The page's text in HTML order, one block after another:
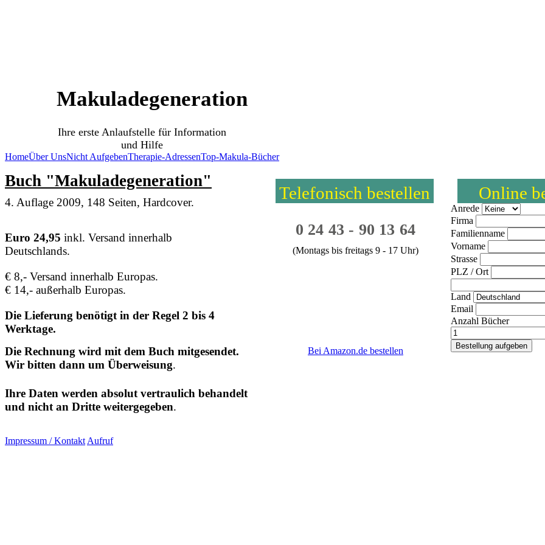
Makuladegeneration
Ihre erste Anlaufstelle für Information
und Hilfe
HomeÜber UnsNicht AufgebenTherapie-AdressenTop-Makula-Bücher
Buch "Makuladegeneration"
4. Auflage 2009, 148 Seiten, Hardcover.
Euro 24,95 inkl. Versand innerhalb
Deutschlands.
€ 8,- Versand innerhalb Europas.
€ 14,- außerhalb Europas.
Die Lieferung benötigt in der Regel 2 bis 4
Werktage.
Die Rechnung wird mit dem Buch mitgesendet.
Wir bitten dann um Überweisung.
Ihre Daten werden absolut vertraulich behandelt
und nicht an Dritte weitergegeben.
Telefonisch bestellen
0 24 43 - 90 13 64
(Montags bis freitags 9 - 17 Uhr)
Bei Amazon.de bestellen
Online
Anrede
Firma
Familienname
Vorname
Strasse
PLZ / Ort
Land
Email
Anzahl Bücher
Impressum / Kontakt Aufruf